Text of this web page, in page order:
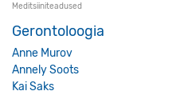
Meditsiiniteadused
Gerontoloogia
Anne Murov
Annely Soots
Kai Saks